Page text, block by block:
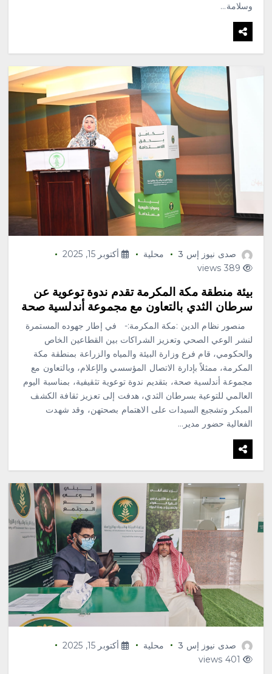
وسلامة…
صدى نيوز إس 3 محلية
أكتوبر 15, 2025
389 views
‏‏بيئة منطقة مكة المكرمة تقدم ندوة توعوية عن
سرطان الثدي بالتعاون مع مجموعة أندلسية صحة
‏ منصور نظام الدين :مكة المكرمة:- ‏في إطار جهوده المستمرة
لنشر الوعي الصحي وتعزيز الشراكات بين القطاعين الخاص
والحكومي، قام فرع وزارة البيئة والمياه والزراعة بمنطقة مكة
المكرمة، ممثلاً بإدارة الاتصال المؤسسي والإعلام، وبالتعاون مع
مجموعة أندلسية صحة، بتقديم ندوة توعوية تثقيفية، بمناسبة اليوم
العالمي للتوعية بسرطان الثدي، هدفت إلى تعزيز ثقافة الكشف
المبكر وتشجيع السيدات على الاهتمام بصحتهن، وقد شهدت
الفعالية حضور مدير…
صدى نيوز إس 3 محلية
أكتوبر 15, 2025
401 views